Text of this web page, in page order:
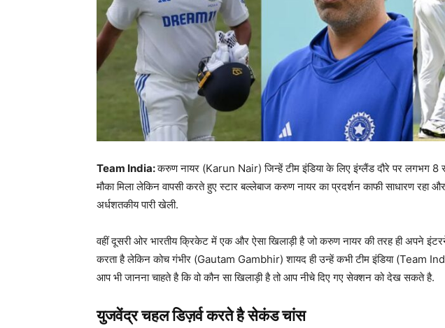
Team India:करुण नायर (Karun Nair) जिन्हें टीम इंडिया के लिए इंग्लैंड दौरे पर लगभग
मौका मिला लेकिन वापसी करते हुए स्टार बल्लेबाज करुण नायर का प्रदर्शन काफी साधारण रहा और
अर्धशतकीय पारी खेली.
वहीं दूसरी ओर भारतीय क्रिकेट में एक और ऐसा खिलाड़ी है जो करुण नायर की तरह ही अपने
करता है लेकिन कोच गंभीर (Gautam Gambhir) शायद ही उन्हें कभी टीम इंडिया (Team
आप भी जानना चाहते है कि वो कौन सा खिलाड़ी है तो आप नीचे दिए गए सेक्शन को देख सकते है.
युजवेंद्र चहल डिज़र्व करते है सेकंड चांस